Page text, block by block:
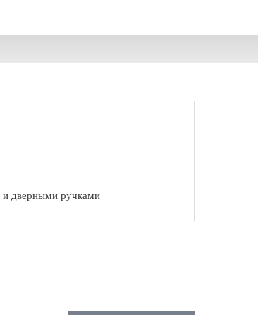
и дверными ручками